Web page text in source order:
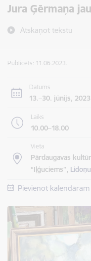
Jura Ģērmaņa
Atskaņot tekstu
Publicēts: 11.06.2023.
Datums
13.–30. jūnijs, 2023
Laiks
10.00–18.00
Vieta
Pārdaugavas
“Iļģuciems”,
Pievienot kalendāram